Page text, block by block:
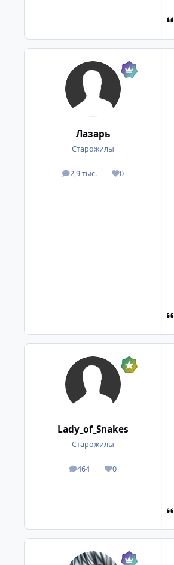
Лазарь
Старожилы
2,9 тыс.
посты 0
Репутация
Lady_of_Snakes
Старожилы
464
посты 0
Репутация